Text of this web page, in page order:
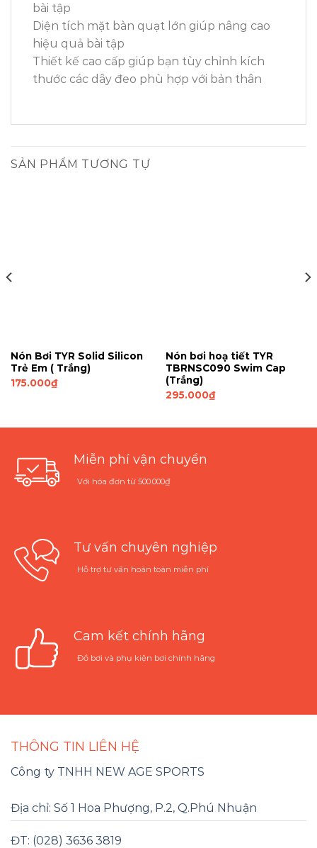
bài tập
Diện tích mặt bàn quạt lớn giúp nâng cao
hiệu quả bài tập
Thiết kế cao cấp giúp bạn tùy chỉnh kích
thước các dây đeo phù hợp với bản thân
SẢN PHẨM TƯƠNG TỰ
Nón Bơi TYR Solid Silicon
Trẻ Em ( Trắng)
175.000₫
Nón bơi hoạ tiết TYR
TBRNSC090 Swim Cap
(Trắng)
295.000₫
Miễn phí vận chuyển
Với hóa đơn từ 500.000₫
Tư vấn chuyên nghiệp
Hỗ trợ tư vấn hoàn toàn miễn phí
Cam kết chính hãng
Đồ bơi và phụ kiện bơi chính hãng
THÔNG TIN LIÊN HỆ
Công ty TNHH NEW AGE SPORTS
Địa chỉ: Số 1 Hoa Phượng, P.2, Q.Phú Nhuận
ĐT: (028) 3636 3819